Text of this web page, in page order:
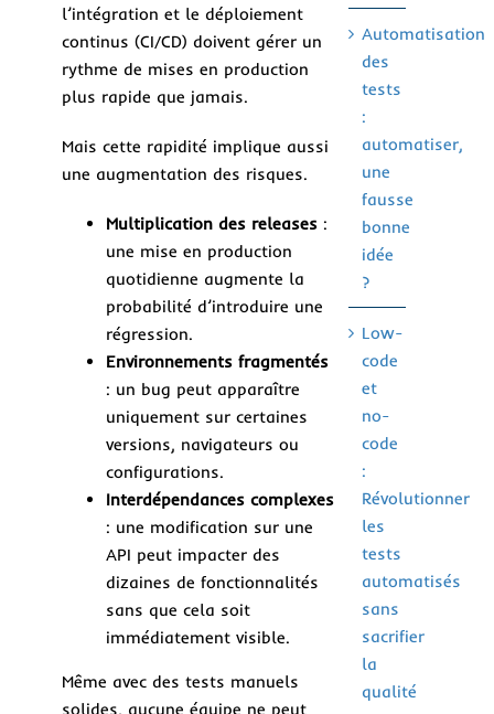
l’intégration et le déploiement
continus (CI/CD) doivent gérer un
rythme de mises en production
plus rapide que jamais.
Mais cette rapidité implique aussi
une augmentation des risques.
Multiplication des releases:
une mise en production
quotidienne augmente la
probabilité d’introduire une
régression.
Environnements fragmentés
: un bug peut apparaître
uniquement sur certaines
versions, navigateurs ou
configurations.
Interdépendances complexes
: une modification sur une
API peut impacter des
dizaines de fonctionnalités
sans que cela soit
immédiatement visible.
Même avec des tests manuels
solides, aucune équipe ne peut
Automatisation
des
tests
:
automatiser,
une
fausse
bonne
idée
?
Low-
code
et
no-
code
:
Révolutionner
les
tests
automatisés
sans
sacrifier
la
qualité